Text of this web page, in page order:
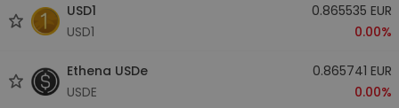
USD1
USD1
0.865535 EUR
0.00%
Ethena USDe
USDE
0.865741 EUR
0.00%